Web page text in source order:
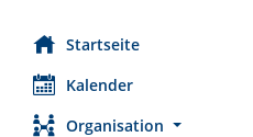
Startseite
Kalender
Organisation